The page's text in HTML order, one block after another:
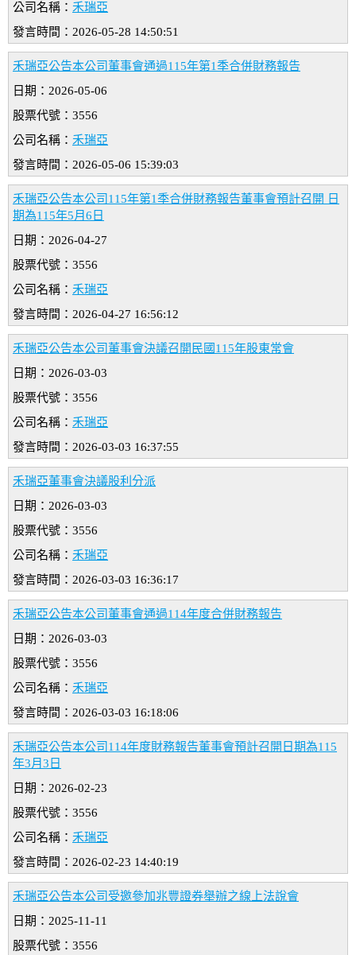
公司名稱： 禾瑞亞
發言時間：2026-05-28 14:50:51
禾瑞亞公告本公司董事會通過115年第1季合併財務報告
日期：2026-05-06
股票代號：3556
公司名稱： 禾瑞亞
發言時間：2026-05-06 15:39:03
禾瑞亞公告本公司115年第1季合併財務報告董事會預計召開 日
期為115年5月6日
日期：2026-04-27
股票代號：3556
公司名稱： 禾瑞亞
發言時間：2026-04-27 16:56:12
禾瑞亞公告本公司董事會決議召開民國115年股東常會
日期：2026-03-03
股票代號：3556
公司名稱： 禾瑞亞
發言時間：2026-03-03 16:37:55
禾瑞亞董事會決議股利分派
日期：2026-03-03
股票代號：3556
公司名稱： 禾瑞亞
發言時間：2026-03-03 16:36:17
禾瑞亞公告本公司董事會通過114年度合併財務報告
日期：2026-03-03
股票代號：3556
公司名稱： 禾瑞亞
發言時間：2026-03-03 16:18:06
禾瑞亞公告本公司114年度財務報告董事會預計召開日期為115
年3月3日
日期：2026-02-23
股票代號：3556
公司名稱： 禾瑞亞
發言時間：2026-02-23 14:40:19
禾瑞亞公告本公司受邀參加兆豐證券舉辦之線上法說會
日期：2025-11-11
股票代號：3556